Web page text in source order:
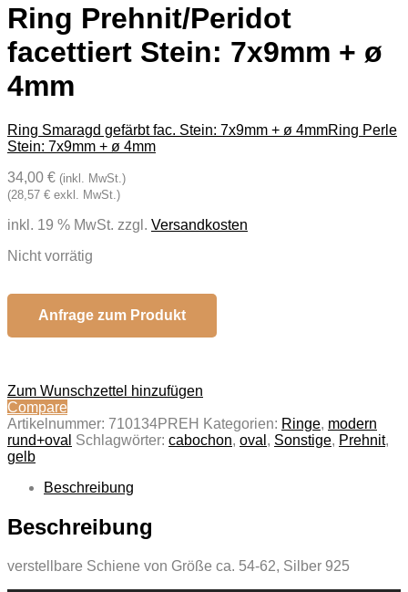
Ring Prehnit/Peridot
facettiert Stein: 7x9mm + ø
4mm
Ring Smaragd gefärbt fac. Stein: 7x9mm + ø 4mmRing Perle
Stein: 7x9mm + ø 4mm
34,00 € (inkl. MwSt.)
(28,57 € exkl. MwSt.)
inkl. 19 % MwSt. zzgl. Versandkosten
Nicht vorrätig
Anfrage zum Produkt
Zum Wunschzettel hinzufügen
Compare
Artikelnummer: 710134PREH Kategorien: Ringe, modern
rund+oval Schlagwörter: cabochon, oval , Sonstige, Prehnit,
gelb
Beschreibung
Beschreibung
verstellbare Schiene von Größe ca. 54-62, Silber 925